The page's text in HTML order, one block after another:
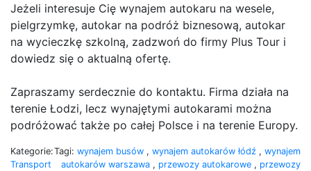
Jeżeli interesuje Cię wynajem autokaru na wesele,
pielgrzymkę, autokar na podróż biznesową, autokar
na wycieczkę szkolną, zadzwoń do firmy Plus Tour i
dowiedz się o aktualną ofertę.
Zapraszamy serdecznie do kontaktu. Firma działa na
terenie Łodzi, lecz wynajętymi autokarami można
podróżować także po całej Polsce i na terenie Europy.
Kategorie:
Transport
Tagi: wynajem busów , wynajem autokarów łódź , wynajem
autokarów warszawa , przewozy autokarowe , przewozy